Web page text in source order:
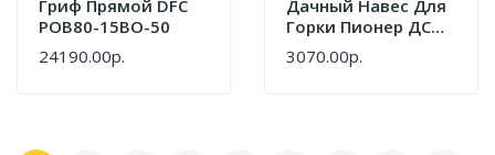
Гриф Прямой DFC
POB80-15BO-50
24190.00р.
Дачный Навес Для
Горки Пионер ДСК
СГ000000388
3070.00р.